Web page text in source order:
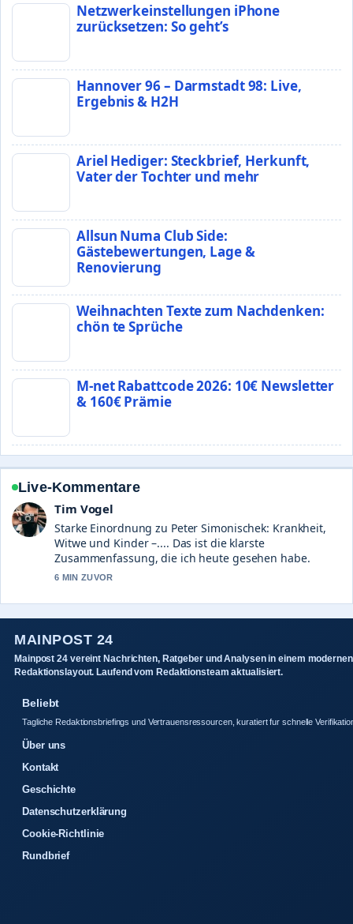
Netzwerkeinstellungen iPhone
zurücksetzen: So geht’s
Hannover 96 – Darmstadt 98: Live,
Ergebnis & H2H
Ariel Hediger: Steckbrief, Herkunft,
Vater der Tochter und mehr
Allsun Numa Club Side:
Gästebewertungen, Lage &
Renovierung
Weihnachten Texte zum Nachdenken:
chön te Sprüche
M-net Rabattcode 2026: 10€ Newsletter
& 160€ Prämie
Live-Kommentare
Tim Vogel
Starke Einordnung zu Peter Simonischek: Krankheit,
Witwe und Kinder –.... Das ist die klarste
Zusammenfassung, die ich heute gesehen habe.
6 MIN ZUVOR
MAINPOST 24
Mainpost 24 vereint Nachrichten, Ratgeber und Analysen in einem modernen
Redaktionslayout. Laufend vom Redaktionsteam aktualisiert.
Beliebt
Tagliche Redaktionsbriefings und Vertrauensressourcen, kuratiert fur schnelle
Über uns
Kontakt
Geschichte
Datenschutzerklärung
Cookie-Richtlinie
Rundbrief